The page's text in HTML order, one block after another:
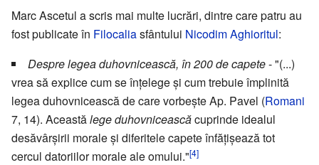
Marc Ascetul a scris mai multe lucrări, dintre care patru au
fost publicate în Filocaliasfântului Nicodim Aghioritul:
Despre legea duhovnicească, în 200 de capete- "(...)
vrea să explice cum se înțelege și cum trebuie împlinită
legea duhovnicească de care vorbește Ap. Pavel (Romani
7, 14). Aceastălege duhovniceascăcuprinde idealul
desăvârșirii morale și diferitele capete înfățișează tot
cercul datoriilor morale ale omului."[4]